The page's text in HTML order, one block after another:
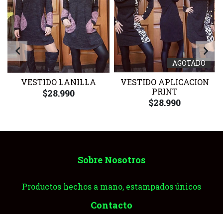
VESTIDO LANILLA
$28.990
AGOTADO
VESTIDO APLICACION
PRINT
$28.990
Sobre Nosotros
Productos hechos a mano, estampados únicos
Contacto